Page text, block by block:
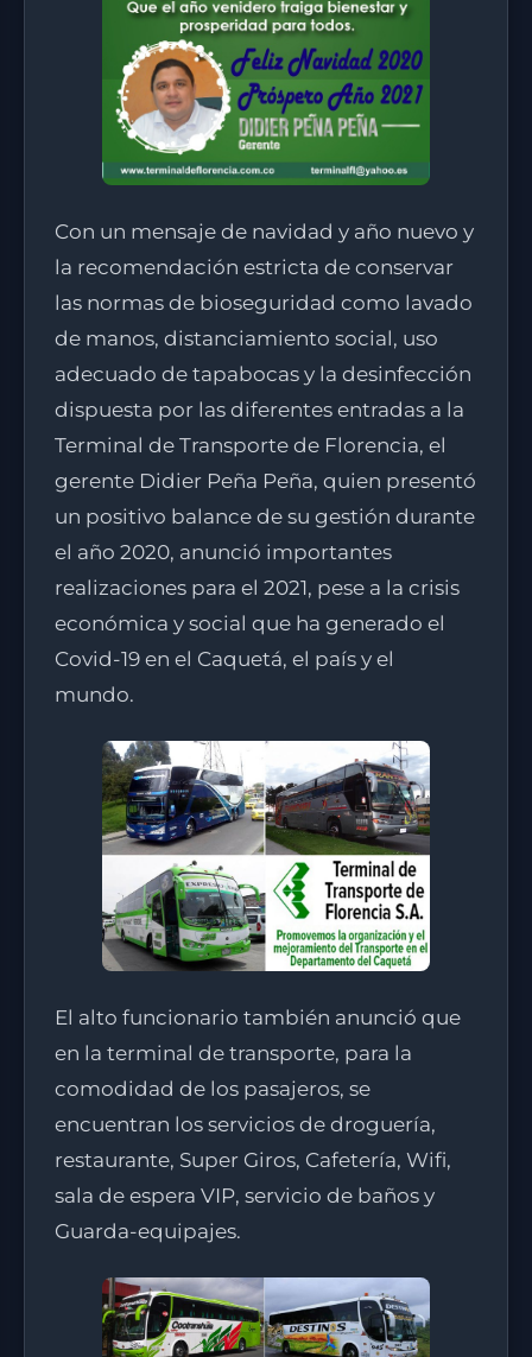
Con un mensaje de navidad y año nuevo y
la recomendación estricta de conservar
las normas de bioseguridad como lavado
de manos, distanciamiento social, uso
adecuado de tapabocas y la desinfección
dispuesta por las diferentes entradas a la
Terminal de Transporte de Florencia, el
gerente Didier Peña Peña, quien presentó
un positivo balance de su gestión durante
el año 2020, anunció importantes
realizaciones para el 2021, pese a la crisis
económica y social que ha generado el
Covid-19 en el Caquetá, el país y el
mundo.
El alto funcionario también anunció que
en la terminal de transporte, para la
comodidad de los pasajeros, se
encuentran los servicios de droguería,
restaurante, Super Giros, Cafetería, Wifi,
sala de espera VIP, servicio de baños y
Guarda-equipajes.